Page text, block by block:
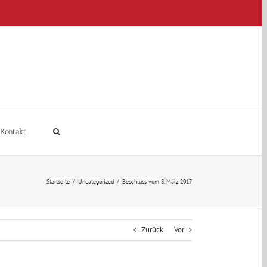
Kontakt
Startseite / Uncategorized / Beschluss vom 8. März 2017
Zurück Vor